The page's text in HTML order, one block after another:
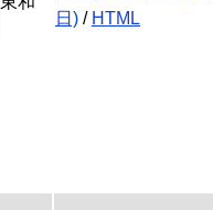
日) / HTML